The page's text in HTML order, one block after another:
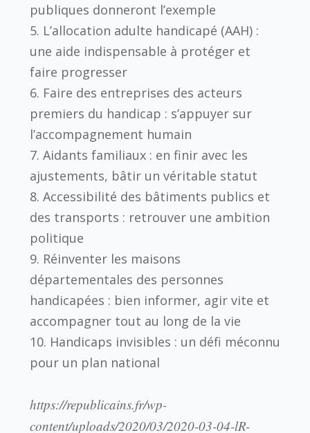
publiques donneront l’exemple
5. L’allocation adulte handicapé (AAH) :
une aide indispensable à protéger et
faire progresser
6. Faire des entreprises des acteurs
premiers du handicap : s’appuyer sur
l’accompagnement humain
7. Aidants familiaux : en finir avec les
ajustements, bâtir un véritable statut
8. Accessibilité des bâtiments publics et
des transports : retrouver une ambition
politique
9. Réinventer les maisons
départementales des personnes
handicapées : bien informer, agir vite et
accompagner tout au long de la vie
10. Handicaps invisibles : un défi méconnu
pour un plan national
https://republicains.fr/wp-
content/uploads/2020/03/2020-03-04-lR-